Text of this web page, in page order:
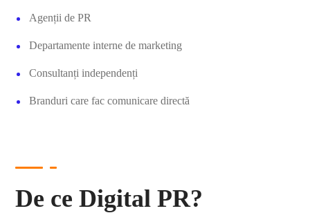
Agenții de PR
Departamente interne de marketing
Consultanți independenți
Branduri care fac comunicare directă
De ce Digital PR?